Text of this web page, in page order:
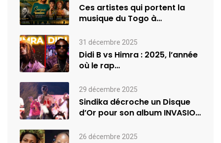
Ces artistes qui portent la
musique du Togo à
31 décembre 2025
Didi B vs Himra : 2025, l’année
où le rap…
29 décembre 2025
Sindika décroche un Disque
d’Or pour son album INVASION
26 décembre 2025